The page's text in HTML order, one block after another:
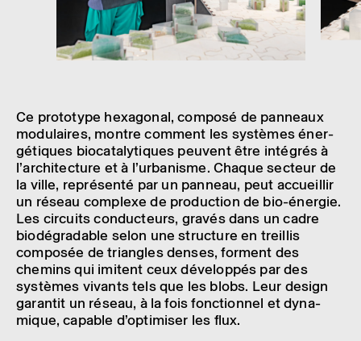
Ce proto­type hexa­go­nal, composé de panneaux
modu­laires, montre comment les systèmes éner­
gé­tiques bioca­ta­ly­tiques peuvent être inté­grés à
l’ar­chi­tec­ture et à l’ur­ba­nisme. Chaque secteur de
la ville, repré­senté par un panneau, peut accueillir
un réseau complexe de produc­tion de bio-éner­gie.
Les circuits conduc­teurs, gravés dans un cadre
biodé­gra­dable selon une struc­ture en treillis
compo­sée de triangles denses, forment des
chemins qui imitent ceux déve­lop­pés par des
systèmes vivants tels que les blobs. Leur design
garan­tit un réseau, à la fois fonc­tion­nel et dyna­
mique, capable d’op­ti­mi­ser les flux.